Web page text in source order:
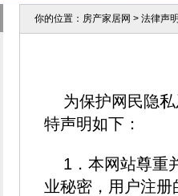
你的位置： 房产家居网 > 法律声
为保护网民隐
特声明如下：
1．本网站尊重
业秘密，用户注